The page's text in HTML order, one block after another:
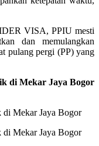
VISA, PPIU mesti
dan memulangkan
pulang pergi (PP) yang
di Mekar Jaya Bogor